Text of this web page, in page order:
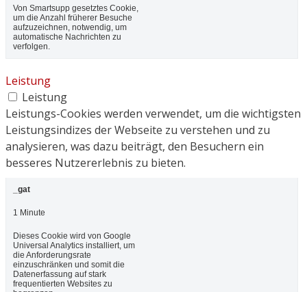
Von Smartsupp gesetztes Cookie,
um die Anzahl früherer Besuche
aufzuzeichnen, notwendig, um
automatische Nachrichten zu
verfolgen.
Leistung
Leistung
Leistungs-Cookies werden verwendet, um die wichtigsten
Leistungsindizes der Webseite zu verstehen und zu
analysieren, was dazu beiträgt, den Besuchern ein
besseres Nutzererlebnis zu bieten.
_gat
1 Minute
Dieses Cookie wird von Google
Universal Analytics installiert, um
die Anforderungsrate
einzuschränken und somit die
Datenerfassung auf stark
frequentierten Websites zu